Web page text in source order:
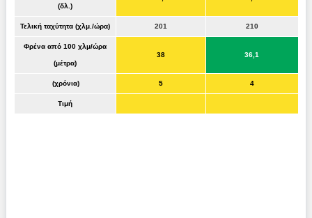
(δλ.)
Τελική ταχύτητα (χλμ./ώρα) 201 210
Φρένα από 100 χλμ/ώρα
(μέτρα)
38 36,1
(χρόνια) 5 4
Τιμή